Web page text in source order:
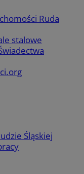
Ruda
stalowe
Śląskiej